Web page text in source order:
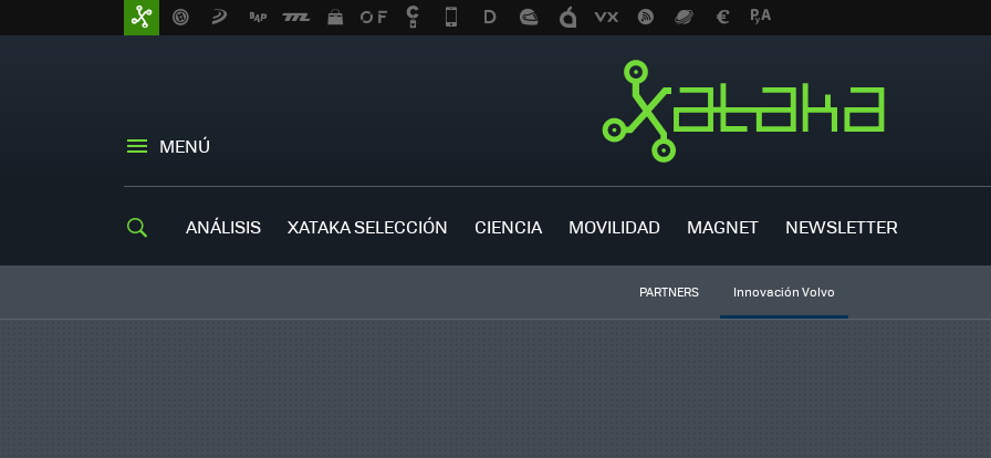
MENÚ
ANÁLISIS XATAKA SELECCIÓN CIENCIA MOVILIDAD MAGNET NEWSLETTER
PARTNERS Innovación Volvo